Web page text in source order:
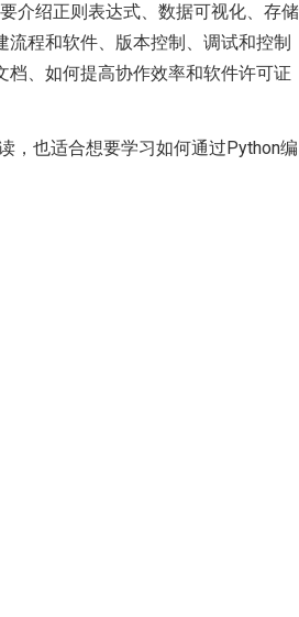
介绍正则表达式、数据可视化、存储
程和软件、版本控制、调试和控制
、如何提高协作效率和软件许可证
，也适合想要学习如何通过Python编